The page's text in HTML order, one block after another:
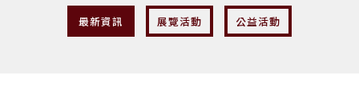
最新資訊 展覽活動 公益活動